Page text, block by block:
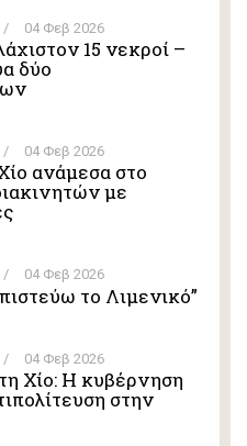
/ 04 Φεβ 2026
15 νεκροί –
δύο
/ 04 Φεβ 2026
ανάμεσα στο
με
/ 04 Φεβ 2026
το Λιμενικό”
/ 04 Φεβ 2026
Χίο: Η κυβέρνηση
στην